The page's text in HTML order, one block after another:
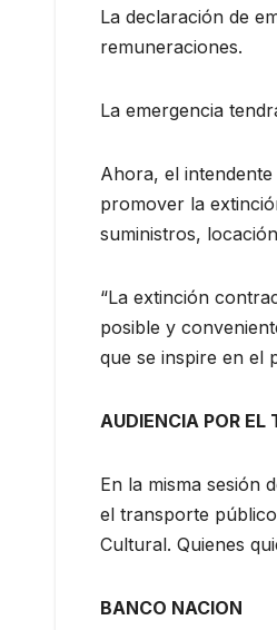
La declaración de
remuneraciones.
La emergencia
Ahora, el
promover la
suministros,
“La extinción
posible y
que se inspire en el
AUDIENCIA POR EL
En la misma sesión
el transporte
Cultural. Quienes
BANCO NACION